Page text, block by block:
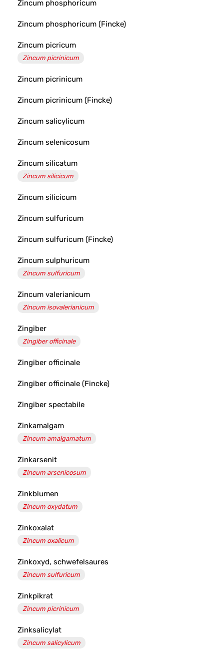
Zincum phosphoricum
Zincum phosphoricum (Fincke)
Zincum picricum
Zincum picrinicum
Zincum picrinicum
Zincum picrinicum (Fincke)
Zincum salicylicum
Zincum selenicosum
Zincum silicatum
Zincum silicicum
Zincum silicicum
Zincum sulfuricum
Zincum sulfuricum (Fincke)
Zincum sulphuricum
Zincum sulfuricum
Zincum valerianicum
Zincum isovalerianicum
Zingiber
Zingiber officinale
Zingiber officinale
Zingiber officinale (Fincke)
Zingiber spectabile
Zinkamalgam
Zincum amalgamatum
Zinkarsenit
Zincum arsenicosum
Zinkblumen
Zincum oxydatum
Zinkoxalat
Zincum oxalicum
Zinkoxyd, schwefelsaures
Zincum sulfuricum
Zinkpikrat
Zincum picrinicum
Zinksalicylat
Zincum salicylicum